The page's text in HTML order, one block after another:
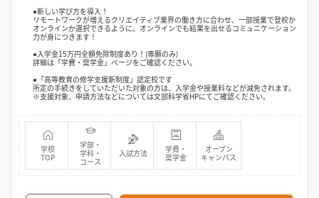
●新しい学び方を導入！
リモートワークが増えるクリエイティブ業界の働き方に合わせ、一部授業で登校か
オンラインか選択できるように。オンラインでも結果を出せるコミュニケーション
力が身につきます！
●入学金15万円全額免除制度あり！(専願のみ)
詳細は「学費・奨学金」ページをご確認ください。
●「高等教育の修学支援新制度」認定校です
所定の手続きをしていただいた対象の方は、入学金や授業料などが減免されます。
※支援対象、申請方法などについては文部科学省HPにてご確認ください。
学校
TOP
学部・
学科・
コース
入試方法
学費・
奨学金
オープン
キャンパス